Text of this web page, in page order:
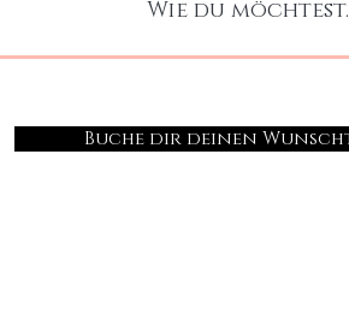
Wie du möchtest.
Buche dir deinen